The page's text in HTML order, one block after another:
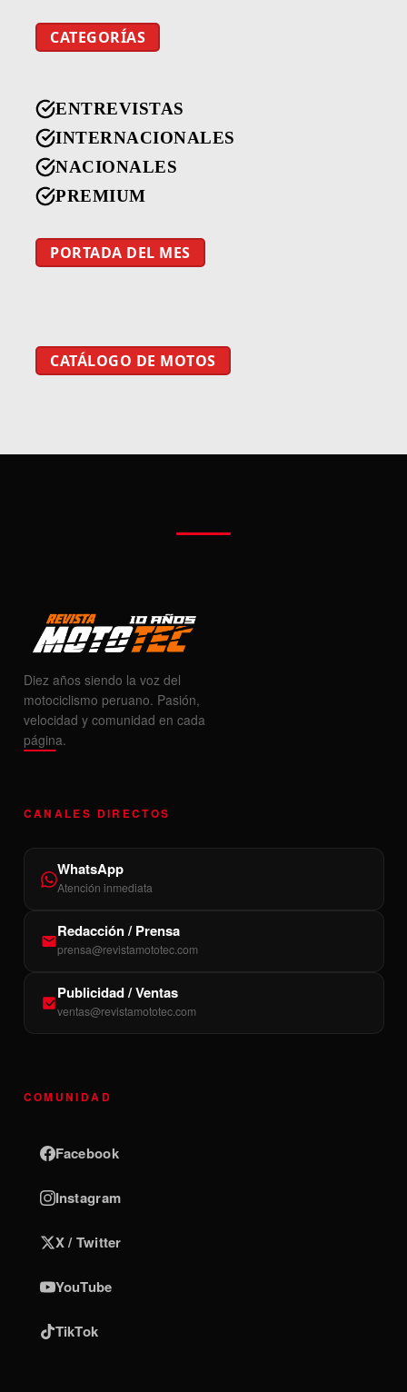
CATEGORÍAS
ENTREVISTAS
INTERNACIONALES
NACIONALES
PREMIUM
PORTADA DEL MES
CATÁLOGO DE MOTOS
Diez años siendo la voz del
motociclismo peruano. Pasión,
velocidad y comunidad en cada
página.
CANALES DIRECTOS
WhatsApp
Atención inmediata
Redacción / Prensa
prensa@revistamototec.com
Publicidad / Ventas
ventas@revistamototec.com
COMUNIDAD
Facebook
Instagram
X / Twitter
YouTube
TikTok